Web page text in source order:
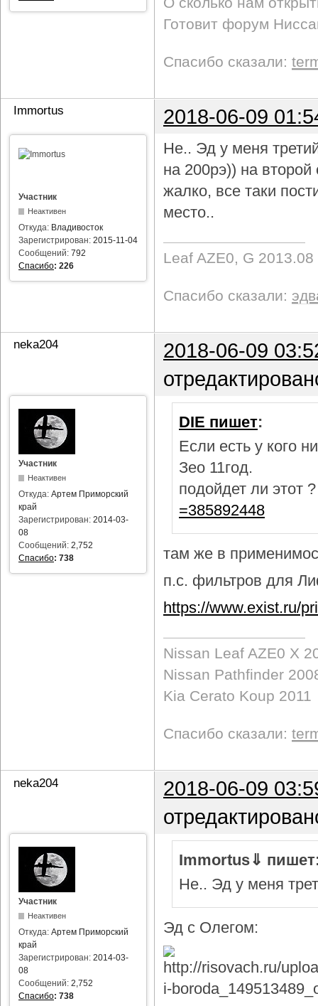
Готовит форум
Спасибо сказали:
Immortus 2018-06-09
Участник
Неактивен
Откуда: Владивосток
Зарегистрирован: 2015-11-04
Сообщений: 792
Спасибо: 226
Не.. Эд у меня
на 200рэ)) на
жалко, все таки
место..
Leaf AZE0, G 2013.08
Спасибо сказали:
neka204
2018-06-09
Участник
Неактивен
Откуда: Артем Приморский
край
Зарегистрирован: 2014-03-
08
Сообщений: 2,752
Спасибо: 738
DIE пишет:
Если есть у кого
Зео 11год.
подойдет ли этот
=385892448
там же в
п.с. фильтров для
https://www.exist.ru/
Nissan Leaf AZE0 X
Nissan Pathfinder
Kia Cerato Koup 2011
Спасибо сказали:
neka204
2018-06-09
Участник
Неактивен
Откуда: Артем Приморский
край
Зарегистрирован: 2014-03-
08
Сообщений: 2,752
Спасибо: 738
Immortus⇓
Не.. Эд у меня
Эд с Олегом: